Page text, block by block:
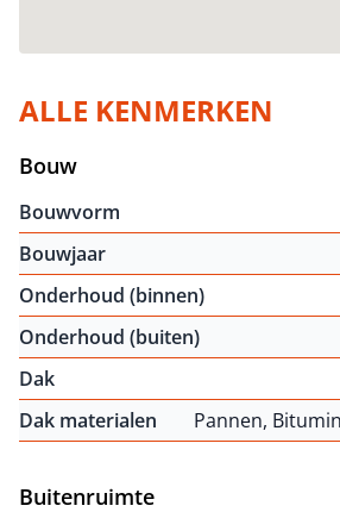
ALLE KENMERKEN
Bouw
Bouwvorm
Bouwjaar
Onderhoud (binnen)
Onderhoud (buiten)
Dak
Dak materialen
Pannen,
Buitenruimte